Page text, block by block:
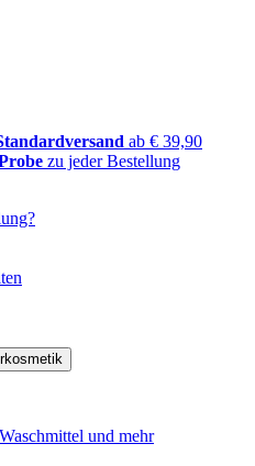
ab € 39,90
zu jeder Bestellung
und mehr